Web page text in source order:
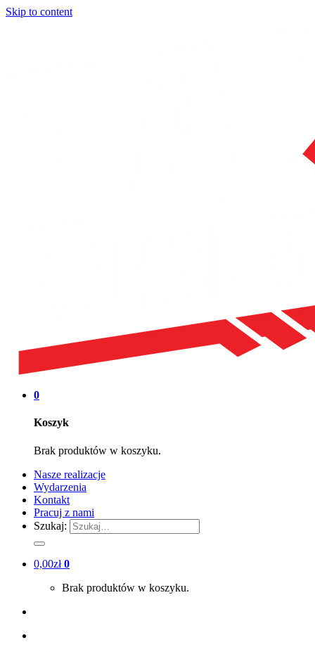
Skip to content
0
Koszyk
Brak produktów w koszyku.
Nasze realizacje
Wydarzenia
Kontakt
Pracuj z nami
Szukaj:
0,00zł 0
Brak produktów w koszyku.